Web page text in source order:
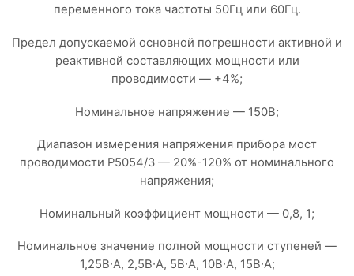
переменного тока частоты 50Гц или 60Гц.
Предел допускаемой основной погрешности активной и
реактивной составляющих мощности или
проводимости — +4%;
Номинальное напряжение — 150В;
Диапазон измерения напряжения прибора мост
проводимости Р5054/3 — 20%-120% от номинального
напряжения;
Номинальный коэффициент мощности — 0,8, 1;
Номинальное значение полной мощности ступеней —
1,25В∙А, 2,5В∙А, 5В∙А, 10В∙А, 15В∙А;